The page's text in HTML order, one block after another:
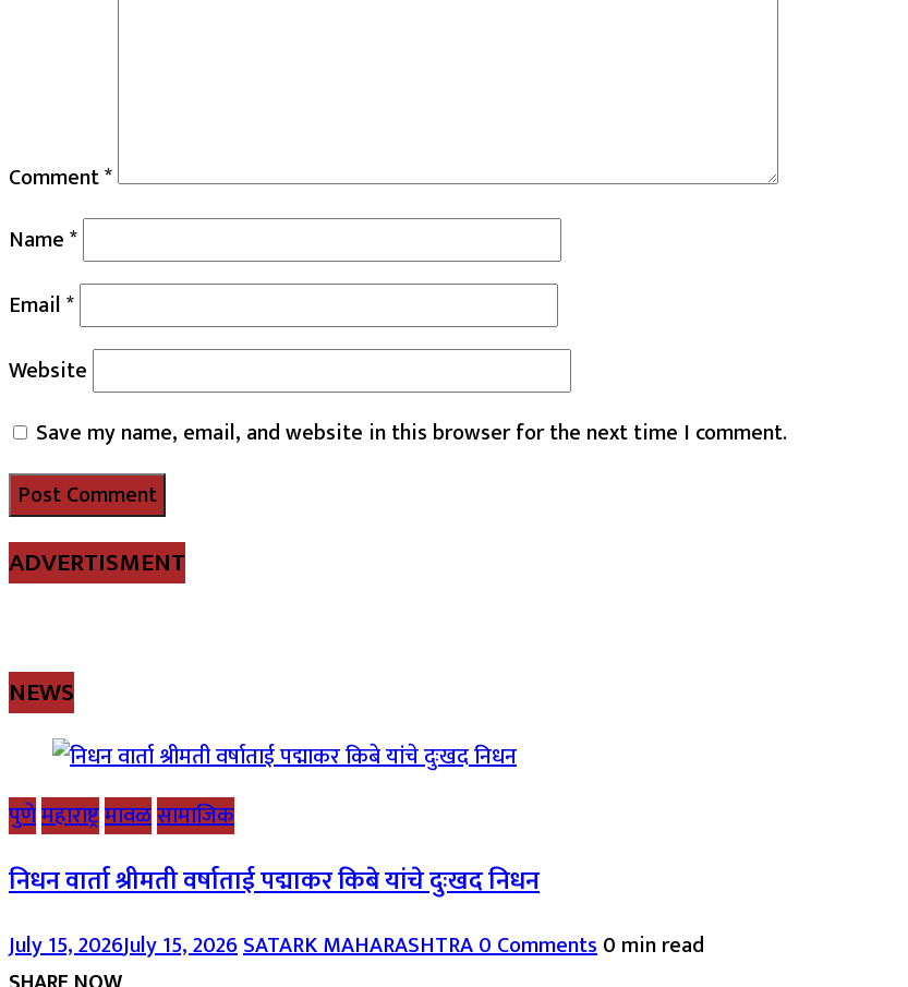
Comment*
Name*
Email*
Website
Save my name, email, and website in this browser for the next time I comment.
ADVERTISMENT
NEWS
पुणेमहाराष्ट्रमावळसामाजिक
निधन वार्ता श्रीमती वर्षाताई पद्माकर किबे यांचे दुःखद निधन
July 15, 2026July 15, 2026SATARK MAHARASHTRA0 Comments0 min read